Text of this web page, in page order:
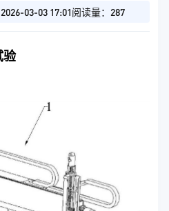
03-03 17:01阅读量：287
验